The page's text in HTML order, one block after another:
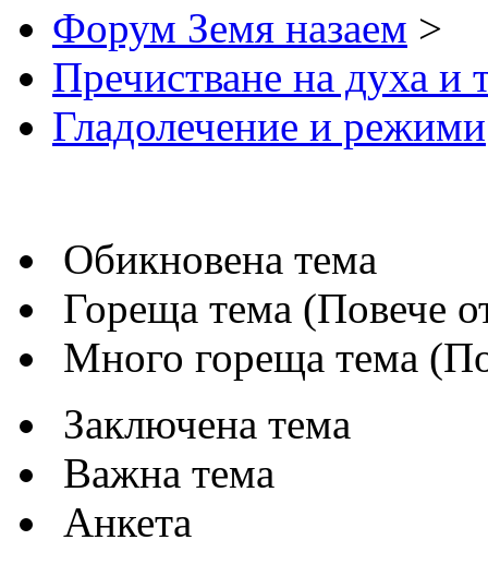
Форум Земя назаем >
Пречистване на духа и
Гладолечение и режими
Обикновена тема
Гореща тема (Повече
Много гореща тема
Заключена тема
Важна тема
Анкета